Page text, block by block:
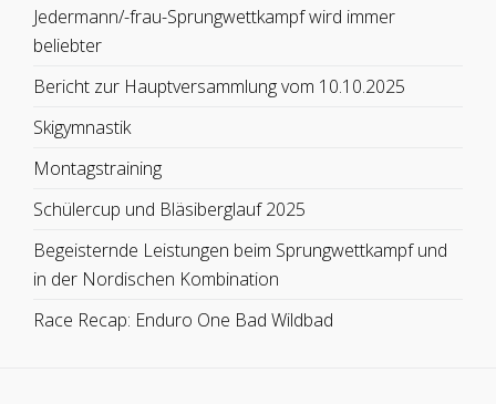
Jedermann/-frau-Sprungwettkampf wird immer
beliebter
Bericht zur Hauptversammlung vom 10.10.2025
Skigymnastik
Montagstraining
Schülercup und Bläsiberglauf 2025
Begeisternde Leistungen beim Sprungwettkampf und
in der Nordischen Kombination
Race Recap: Enduro One Bad Wildbad